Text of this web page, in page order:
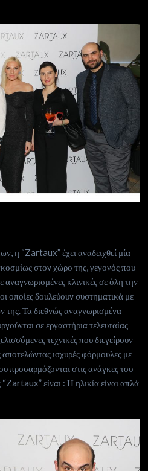
η “Zartaux” έχει αναδειχθεί μία
στον χώρο της, γεγονός που
αναγνωρισμένες κλινικές σε όλη την
οποίες δουλεύουν συστηματικά με
της. Τα διεθνώς αναγνωρισμένα
σε εργαστήρια τελευταίας
τεχνικές που διεγείρουν
ισχυρές φόρμουλες με
προσαρμόζονται στις ανάγκες του
είναι : Η ηλικία είναι απλά